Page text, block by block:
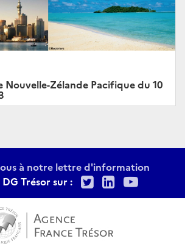
Nouvelle-Zélande Pacifique du 10
à notre lettre d'information
Trésor sur :
TwitterLinkedIn